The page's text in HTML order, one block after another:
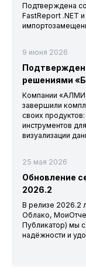
Подтверждена
FastReport .NET
9 июня 2026
решениями
Компании «АЛМИ
завершили
своих
инструментов
визуализации
25 мая 2026
Обновление
2026.2
В релизе 2026.2
Облако,
Публикатор) мы
надёжности и